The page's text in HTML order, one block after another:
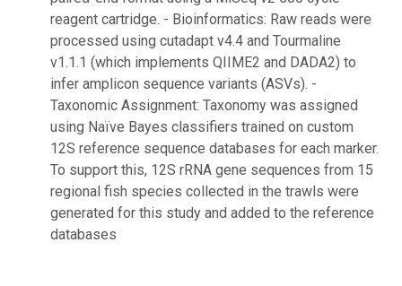
reagent cartridge. - Bioinformatics: Raw reads were
processed using cutadapt v4.4 and Tourmaline
v1.1.1 (which implements QIIME2 and DADA2) to
infer amplicon sequence variants (ASVs). -
Taxonomic Assignment: Taxonomy was assigned
using Naïve Bayes classifiers trained on custom
12S reference sequence databases for each marker.
To support this, 12S rRNA gene sequences from 15
regional fish species collected in the trawls were
generated for this study and added to the reference
databases